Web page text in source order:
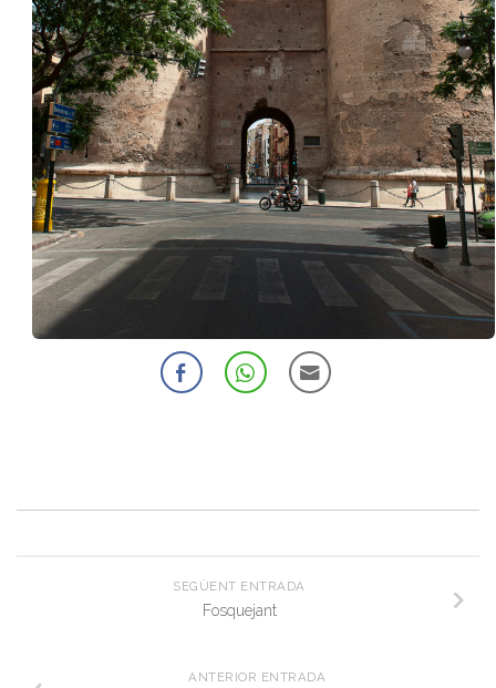
SEGÜENT ENTRADA
Fosquejant
ANTERIOR ENTRADA